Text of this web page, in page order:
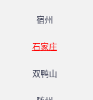
宿州
石家庄
双鸭山